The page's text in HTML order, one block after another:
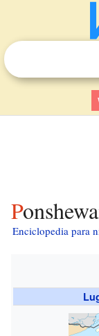
Enciclopedia para